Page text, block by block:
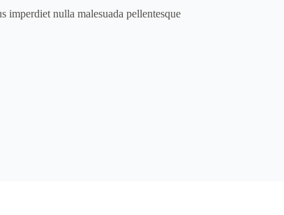
imperdiet nulla malesuada pellentesque